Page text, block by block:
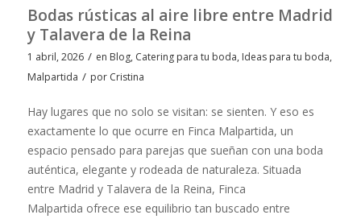
Bodas rústicas al aire libre entre Madrid
y Talavera de la Reina
1 abril, 2026 / en Blog, Catering para tu boda, Ideas para tu boda,
Malpartida / por Cristina
Hay lugares que no solo se visitan: se sienten. Y eso es
exactamente lo que ocurre en Finca Malpartida, un
espacio pensado para parejas que sueñan con una boda
auténtica, elegante y rodeada de naturaleza. Situada
entre Madrid y Talavera de la Reina, Finca
Malpartida ofrece ese equilibrio tan buscado entre